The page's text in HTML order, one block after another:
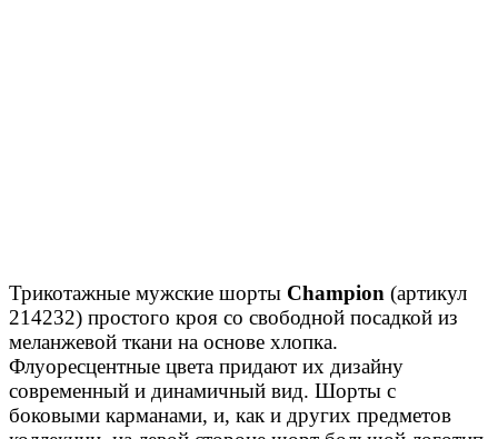
Трикотажные мужские шорты Champion (артикул
214232) простого кроя со свободной посадкой из
меланжевой ткани на основе хлопка.
Флуоресцентные цвета придают их дизайну
современный и динамичный вид. Шорты с
боковыми карманами, и, как и других предметов